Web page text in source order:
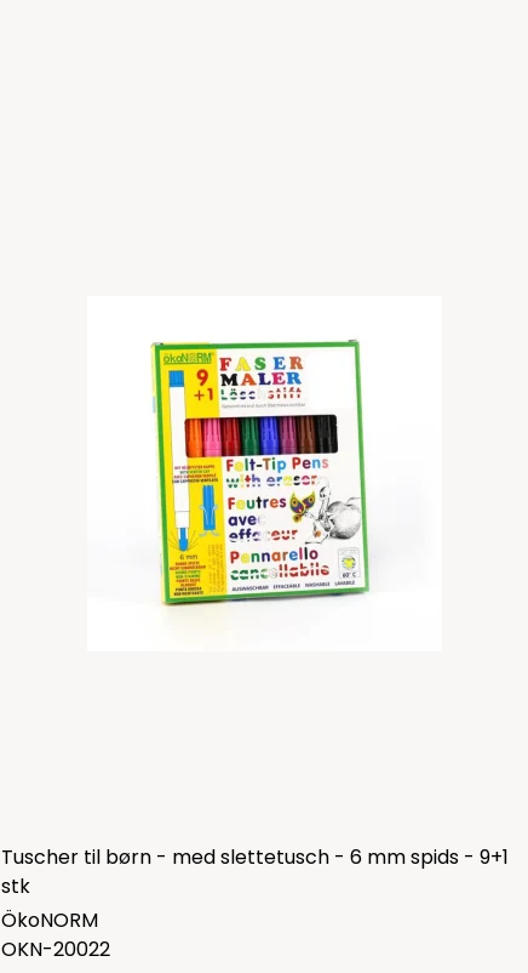
Tuscher til børn - med slettetusch - 6 mm spids - 9+1
stk
ÖkoNORM
OKN-20022